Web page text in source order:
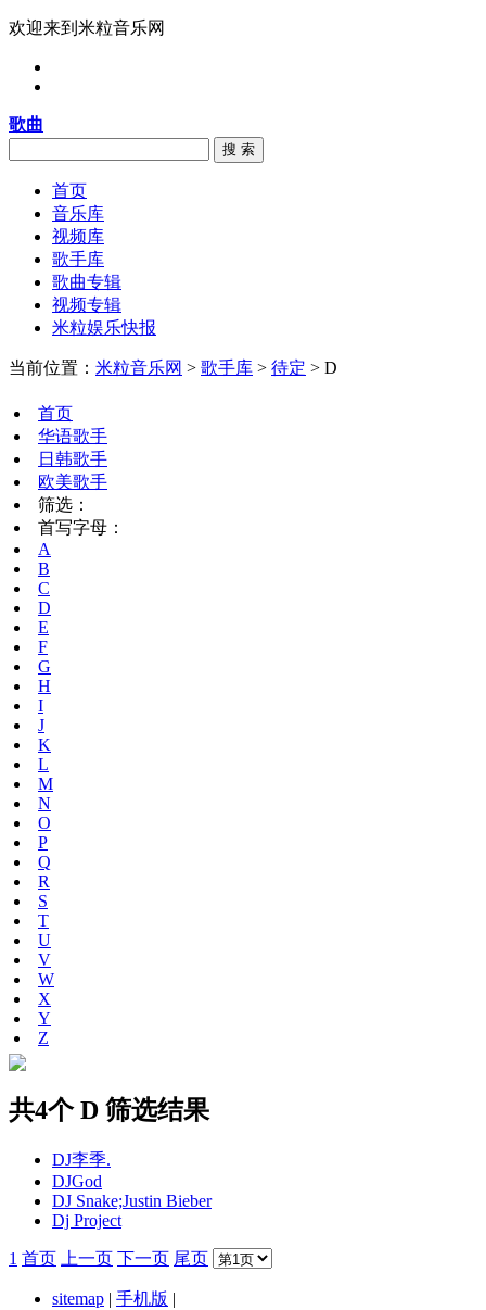
欢迎来到米粒音乐网
歌曲
搜 索
首页
音乐库
视频库
歌手库
歌曲专辑
视频专辑
米粒娱乐快报
当前位置： 米粒音乐网 > 歌手库 > 待定 > D
首页
华语歌手
日韩歌手
欧美歌手
筛选：
首写字母：
A
B
C
D
E
F
G
H
I
J
K
L
M
N
O
P
Q
R
S
T
U
V
W
X
Y
Z
共4个 D 筛选结果
DJ李季.
DJGod
DJ Snake;Justin Bieber
Dj Project
1 首页 上一页 下一页 尾页
sitemap | 手机版 |